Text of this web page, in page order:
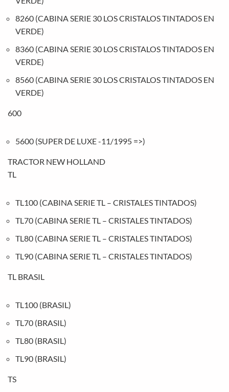
8260 (CABINA SERIE 30 LOS CRISTALOS TINTADOS EN
VERDE)
8360 (CABINA SERIE 30 LOS CRISTALOS TINTADOS EN
VERDE)
8560 (CABINA SERIE 30 LOS CRISTALOS TINTADOS EN
VERDE)
600
5600 (SUPER DE LUXE -11/1995 =>)
TRACTOR NEW HOLLAND
TL
TL100 (CABINA SERIE TL – CRISTALES TINTADOS)
TL70 (CABINA SERIE TL – CRISTALES TINTADOS)
TL80 (CABINA SERIE TL – CRISTALES TINTADOS)
TL90 (CABINA SERIE TL – CRISTALES TINTADOS)
TL BRASIL
TL100 (BRASIL)
TL70 (BRASIL)
TL80 (BRASIL)
TL90 (BRASIL)
TS